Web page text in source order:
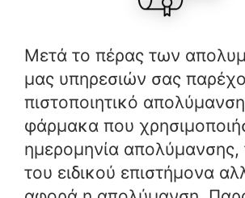
Μετά το πέρας των
μας υπηρεσιών σας
πιστοποιητικό
φάρμακα που
ημερομηνία
του ειδικού επιστήμονα